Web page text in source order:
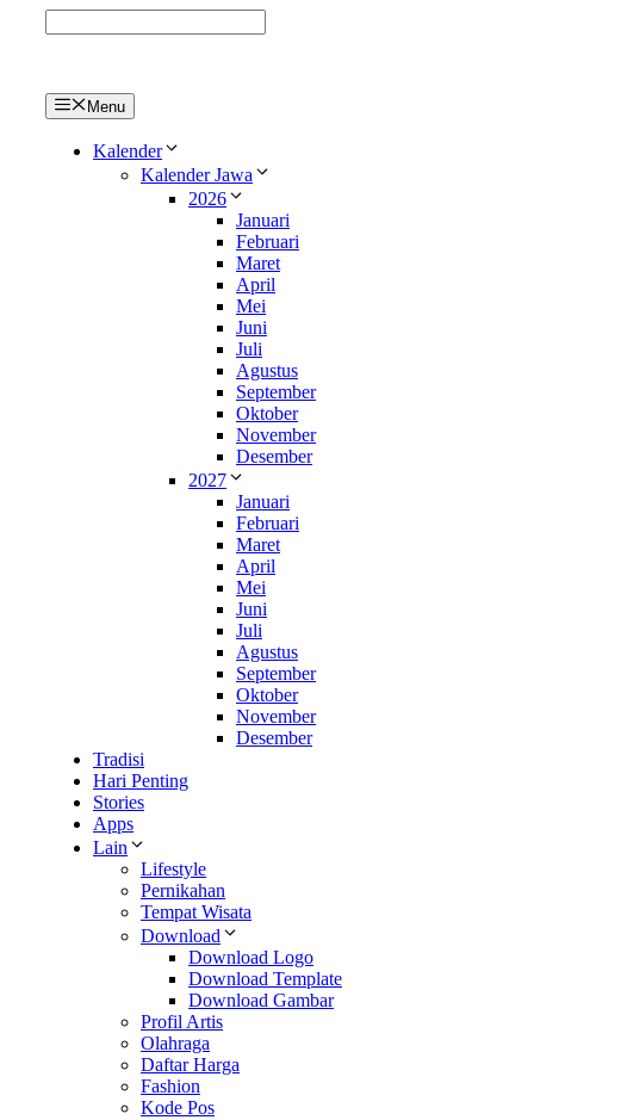
Menu
Kalender
Kalender Jawa
2026
Januari
Februari
Maret
April
Mei
Juni
Juli
Agustus
September
Oktober
November
Desember
2027
Januari
Februari
Maret
April
Mei
Juni
Juli
Agustus
September
Oktober
November
Desember
Tradisi
Hari Penting
Stories
Apps
Lain
Lifestyle
Pernikahan
Tempat Wisata
Download
Download Logo
Download Template
Download Gambar
Profil Artis
Olahraga
Daftar Harga
Fashion
Kode Pos